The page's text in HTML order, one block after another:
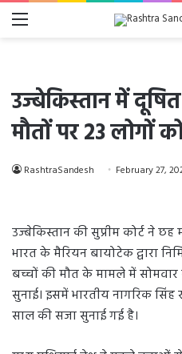
Menu
उज्बेकिस्तान में
मौतों पर 23 लोगों
RashtraSandesh February 27,
उज्बेकिस्तान की सुप्रीम कोर्ट ने
भारत के मैरियन बायोटेक द्वारा
बच्चों की मौत के मामले में
सुनाई। इसमें भारतीय नागरिक
साल की सजा सुनाई गई है।